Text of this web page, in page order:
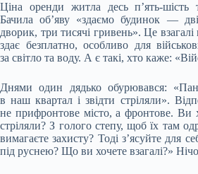
Ціна оренди житла десь п’ять-шість
Бачила об’яву «здаємо будинок —
дворик, три тисячі гривень». Це
здає безплатно, особливо для
за світло та воду. А є такі, хто каже:
Днями один дядько обурювався:
в наш квартал і звідти стріляли».
не прифронтове місто, а фронтове. Ви
стріляли? З голого степу, щоб їх там
вимагаєте захисту? Тоді з’ясуйте для
під руснею? Що ви хочете взагалі?»